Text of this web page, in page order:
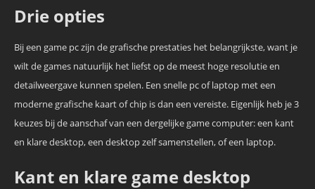
Drie opties
Bij een game pc zijn de grafische prestaties het belangrijkste, want je
wilt de games natuurlijk het liefst op de meest hoge resolutie en
detailweergave kunnen spelen. Een snelle pc of laptop met een
moderne grafische kaart of chip is dan een vereiste. Eigenlijk heb je 3
keuzes bij de aanschaf van een dergelijke game computer: een kant
en klare desktop, een desktop zelf samenstellen, of een laptop.
Kant en klare game desktop